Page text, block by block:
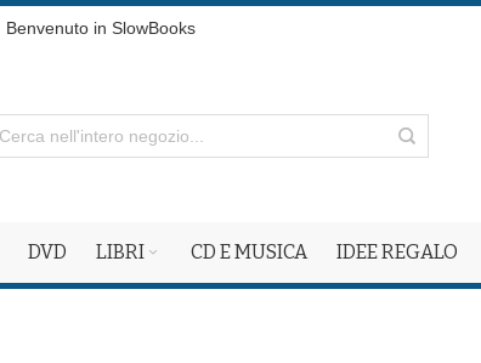
Benvenuto in SlowBooks
DVD LIBRI CD E MUSICA IDEE REGALO